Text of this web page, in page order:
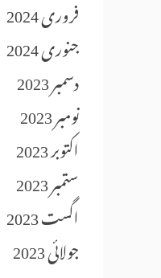
فروری 2024
جنوری 2024
دسمبر 2023
نومبر 2023
اکتوبر 2023
ستمبر 2023
اگست 2023
جولائی 2023